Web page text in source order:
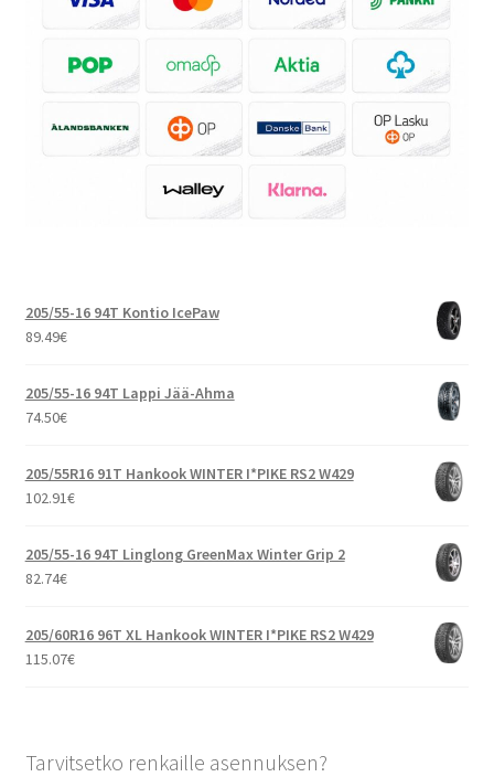
205/55-16 94T Kontio IcePaw
89.49€
205/55-16 94T Lappi Jää-Ahma
74.50€
205/55R16 91T Hankook WINTER I*PIKE RS2 W429
102.91€
205/55-16 94T Linglong GreenMax Winter Grip 2
82.74€
205/60R16 96T XL Hankook WINTER I*PIKE RS2 W429
115.07€
Tarvitsetko renkaille asennuksen?